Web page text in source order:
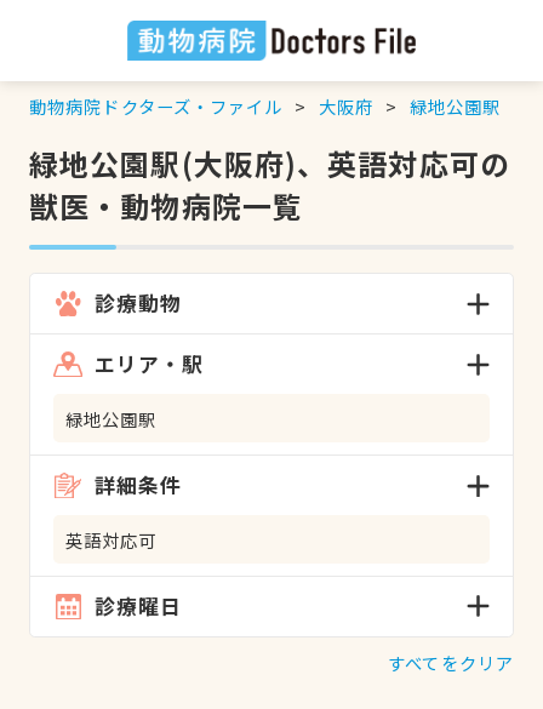
動物病院ドクターズ・ファイル 大阪府 緑地公園駅
緑地公園駅(大阪府)、英語対応可の
獣医・動物病院一覧
診療動物
エリア・駅
緑地公園駅
詳細条件
英語対応可
診療曜日
すべてをクリア